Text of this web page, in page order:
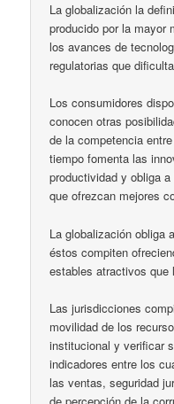
La globalización la
producido por la mayor
los avances de
regulatorias que
Los consumidores
conocen otras
de la competencia
tiempo fomenta las
productividad y obliga
que ofrezcan mejores
La globalización obliga
éstos compiten
estables atractivos que
Las jurisdicciones
movilidad de los
institucional y verificar
indicadores entre los
las ventas, seguridad
de percepción de la